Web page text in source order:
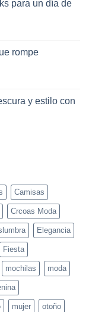
para un día de
rompe
y estilo con
Camisas
Crcoas Moda
Elegancia
Fiesta
mochilas moda
mujer otoño